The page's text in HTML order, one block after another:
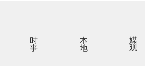
时事 本地 媒观